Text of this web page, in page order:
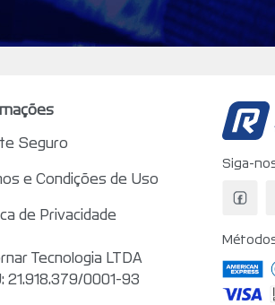
Seguro
e Condições de Uso
de Privacidade
Tecnologia LTDA
21.918.379/0001-93
Siga-